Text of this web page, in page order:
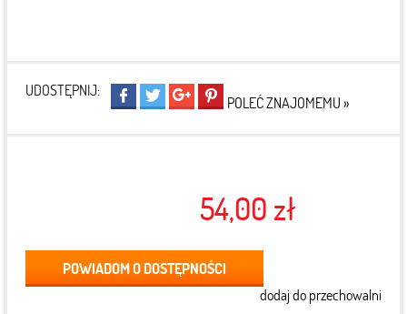
UDOSTĘPNIJ:
POLEĆ ZNAJOMEMU »
54,00 zł
POWIADOM O DOSTĘPNOŚCI
dodaj do przechowalni